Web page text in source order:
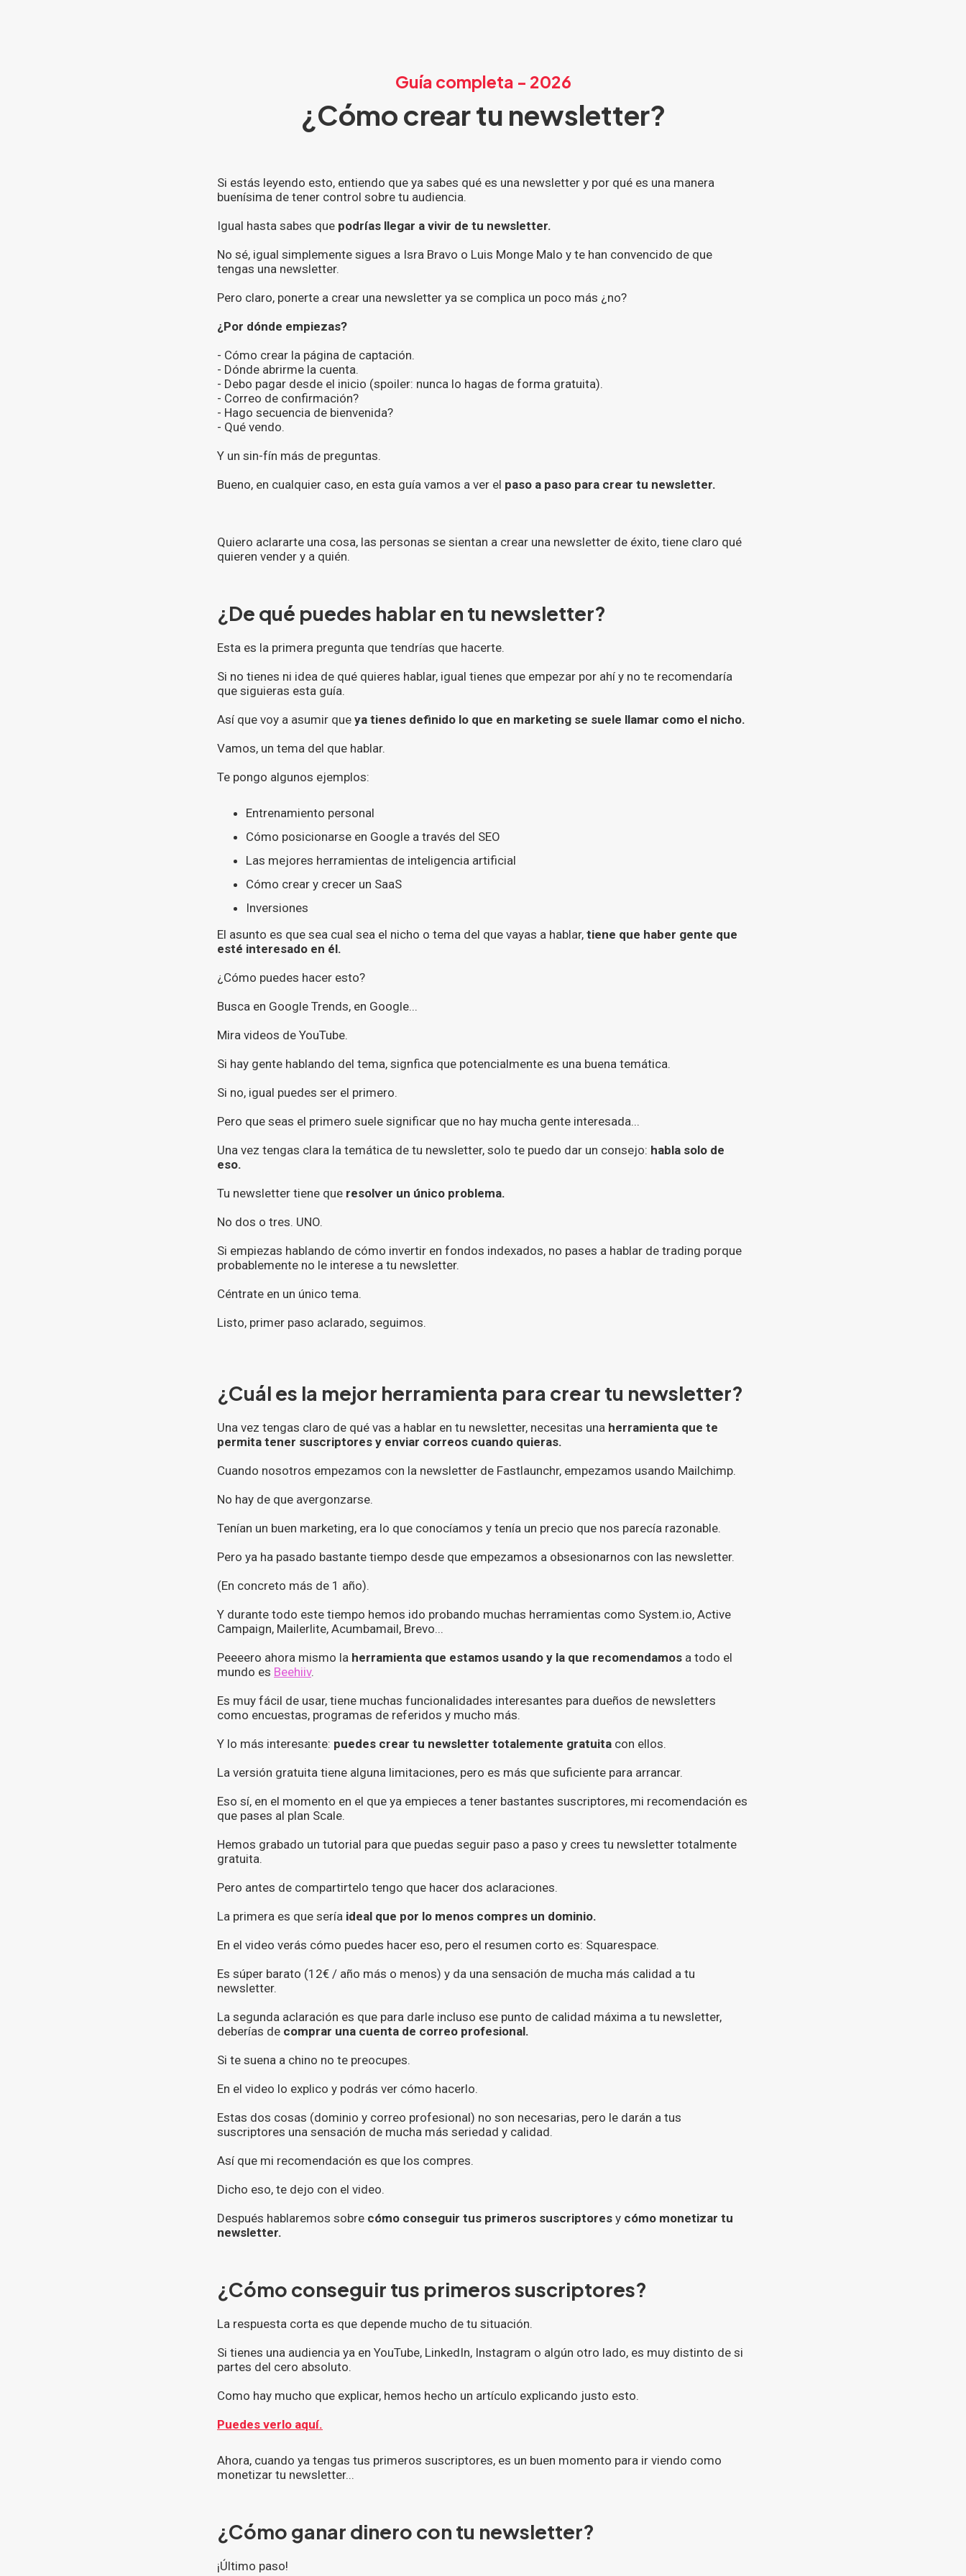
Guía completa - 2026
¿Cómo crear tu newsletter?
Si estás leyendo esto, entiendo que ya sabes qué es una newsletter y por qué es una manera
buenísima de tener control sobre tu audiencia.
Igual hasta sabes que podrías llegar a vivir de tu newsletter.
No sé, igual simplemente sigues a Isra Bravo o Luis Monge Malo y te han convencido de que
tengas una newsletter.
Pero claro, ponerte a crear una newsletter ya se complica un poco más ¿no?
¿Por dónde empiezas?
- Cómo crear la página de captación.
- Dónde abrirme la cuenta.
- Debo pagar desde el inicio (spoiler: nunca lo hagas de forma gratuita).
- Correo de confirmación?
- Hago secuencia de bienvenida?
- Qué vendo.
Y un sin-fín más de preguntas.
Bueno, en cualquier caso, en esta guía vamos a ver el paso a paso para crear tu newsletter.
Quiero aclararte una cosa, las personas se sientan a crear una newsletter de éxito, tiene claro qué
quieren vender y a quién.
¿De qué puedes hablar en tu newsletter?
Esta es la primera pregunta que tendrías que hacerte.
Si no tienes ni idea de qué quieres hablar, igual tienes que empezar por ahí y no te recomendaría
que siguieras esta guía.
Así que voy a asumir que ya tienes definido lo que en marketing se suele llamar como el nicho.
Vamos, un tema del que hablar.
Te pongo algunos ejemplos:
Entrenamiento personal
Cómo posicionarse en Google a través del SEO
Las mejores herramientas de inteligencia artificial
Cómo crear y crecer un SaaS
Inversiones
El asunto es que sea cual sea el nicho o tema del que vayas a hablar, tiene que haber gente que
esté interesado en él.
¿Cómo puedes hacer esto?
Busca en Google Trends, en Google...
Mira videos de YouTube.
Si hay gente hablando del tema, signfica que potencialmente es una buena temática.
Si no, igual puedes ser el primero.
Pero que seas el primero suele significar que no hay mucha gente interesada...
Una vez tengas clara la temática de tu newsletter, solo te puedo dar un consejo: habla solo de
eso.
Tu newsletter tiene que resolver un único problema.
No dos o tres. UNO.
Si empiezas hablando de cómo invertir en fondos indexados, no pases a hablar de trading porque
probablemente no le interese a tu newsletter.
Céntrate en un único tema.
Listo, primer paso aclarado, seguimos.
¿Cuál es la mejor herramienta para crear tu newsletter?
Una vez tengas claro de qué vas a hablar en tu newsletter, necesitas una herramienta que te
permita tener suscriptores y enviar correos cuando quieras.
Cuando nosotros empezamos con la newsletter de Fastlaunchr, empezamos usando Mailchimp.
No hay de que avergonzarse.
Tenían un buen marketing, era lo que conocíamos y tenía un precio que nos parecía razonable.
Pero ya ha pasado bastante tiempo desde que empezamos a obsesionarnos con las newsletter.
(En concreto más de 1 año).
Y durante todo este tiempo hemos ido probando muchas herramientas como System.io, Active
Campaign, Mailerlite, Acumbamail, Brevo...
Peeeero ahora mismo la herramienta que estamos usando y la que recomendamos a todo el
mundo es Beehiiv.
Es muy fácil de usar, tiene muchas funcionalidades interesantes para dueños de newsletters
como encuestas, programas de referidos y mucho más.
Y lo más interesante: puedes crear tu newsletter totalemente gratuita con ellos.
La versión gratuita tiene alguna limitaciones, pero es más que suficiente para arrancar.
Eso sí, en el momento en el que ya empieces a tener bastantes suscriptores, mi recomendación es
que pases al plan Scale.
Hemos grabado un tutorial para que puedas seguir paso a paso y crees tu newsletter totalmente
gratuita.
Pero antes de compartirtelo tengo que hacer dos aclaraciones.
La primera es que sería ideal que por lo menos compres un dominio.
En el video verás cómo puedes hacer eso, pero el resumen corto es: Squarespace.
Es súper barato (12€ / año más o menos) y da una sensación de mucha más calidad a tu
newsletter.
La segunda aclaración es que para darle incluso ese punto de calidad máxima a tu newsletter,
deberías de comprar una cuenta de correo profesional.
Si te suena a chino no te preocupes.
En el video lo explico y podrás ver cómo hacerlo.
Estas dos cosas (dominio y correo profesional) no son necesarias, pero le darán a tus
suscriptores una sensación de mucha más seriedad y calidad.
Así que mi recomendación es que los compres.
Dicho eso, te dejo con el video.
Después hablaremos sobre cómo conseguir tus primeros suscriptores y cómo monetizar tu
newsletter.
¿Cómo conseguir tus primeros suscriptores?
La respuesta corta es que depende mucho de tu situación.
Si tienes una audiencia ya en YouTube, LinkedIn, Instagram o algún otro lado, es muy distinto de si
partes del cero absoluto.
Como hay mucho que explicar, hemos hecho un artículo explicando justo esto.
Puedes verlo aquí.
Ahora, cuando ya tengas tus primeros suscriptores, es un buen momento para ir viendo como
monetizar tu newsletter...
¿Cómo ganar dinero con tu newsletter?
¡Último paso!